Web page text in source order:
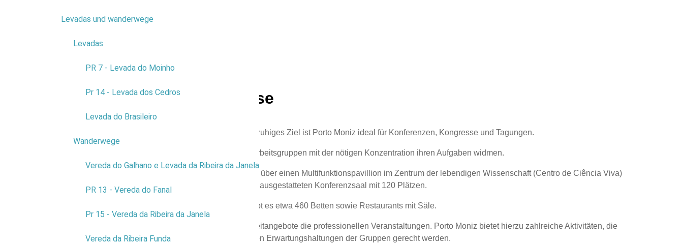
Levadas und wanderwege
Levadas
PR 7 - Levada do Moinho
Pr 14 - Levada dos Cedros
Levada do Brasileiro
Wanderwege
Vereda do Galhano e Levada da Ribeira da Janela
PR 13 - Vereda do Fanal
Pr 15 - Vereda da Ribeira da Janela
Vereda da Ribeira Funda
Kongresse
Als ländliches und ruhiges Ziel ist Porto Moniz ideal für Konferenzen, Kongresse und Tagungen.
Hier können sich Arbeitsgruppen mit der nötigen Konzentration ihren Aufgaben widmen.
Porto Moniz verfügt über einen Multifunktionspavillion im Zentrum der lebendigen Wissenschaft (Centro de Ciência Viva)
und einen komplett ausgestatteten Konferenzsaal mit 120 Plätzen.
Im ganzen Kreis gibt es etwa 460 Betten sowie Restaurants mit Säle.
Oft ergänzen Freizeitangebote die professionellen Veranstaltungen. Porto Moniz bietet hierzu zahlreiche Aktivitäten, die
den verschiedensten Erwartungshaltungen der Gruppen gerecht werden.